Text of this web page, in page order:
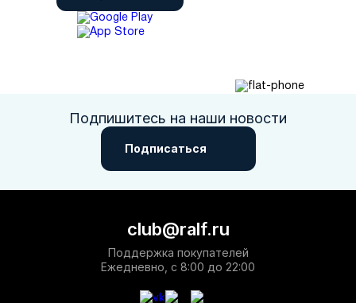
Подпишитесь на наши новости
Подписаться
club@ralf.ru
Поддержка покупателей
Ежедневно, с 8:00 до 22:00